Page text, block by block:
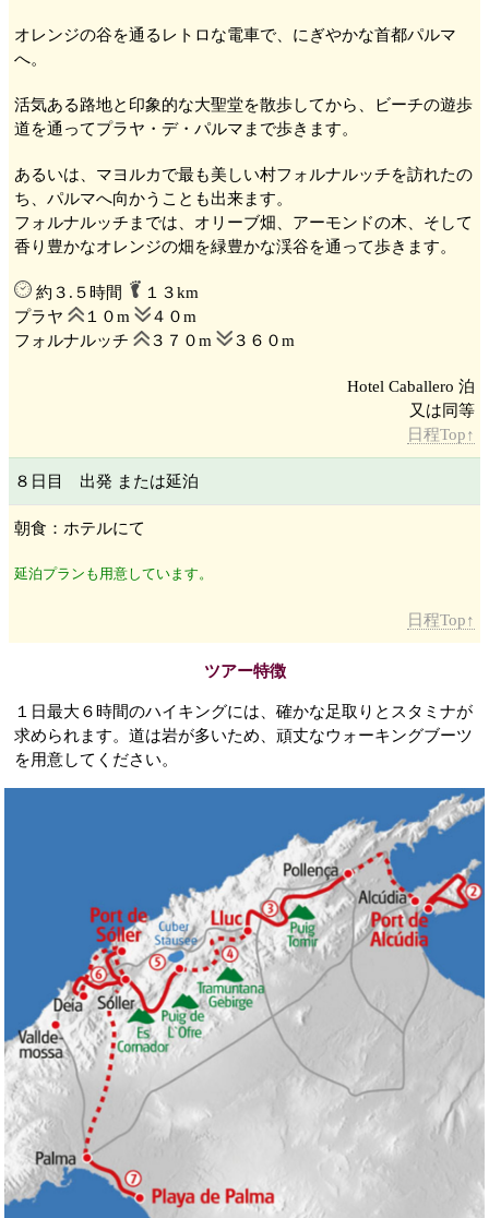
オレンジの谷を通るレトロな電車で、にぎやかな首都パルマ
へ。
活気ある路地と印象的な大聖堂を散歩してから、ビーチの遊歩
道を通ってプラヤ・デ・パルマ まで歩きます。
あるいは、マヨルカで最も美しい村フォルナルッチを訪れたの
ち、パルマへ向かうことも出来ます。
フォルナルッチ までは、オリーブ畑、アーモンドの木、そして
香り豊かなオレンジの畑を緑豊かな渓谷を通って歩きます。
約３.５時間
１３km
プラヤ
１０m
４０m
フォルナルッチ
３７０m ３６０m
Hotel Caballero 泊
又は同等
日程Top↑
８日目 出発 または延泊
朝食：ホテルにて
延泊プランも用意しています。
日程Top↑
ツアー特徴
１日最大６時間のハイキングには、確かな足取りとスタミナが
求められます。道は岩が多いため、頑丈なウォーキングブーツ
を用意してください。